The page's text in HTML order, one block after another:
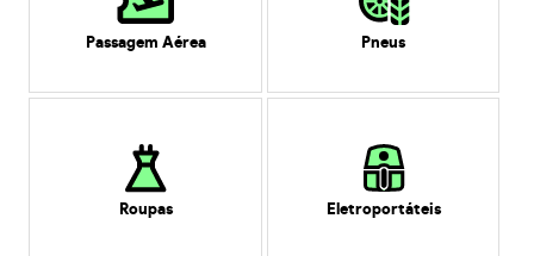
Passagem Aérea Pneus
Roupas Eletroportáteis